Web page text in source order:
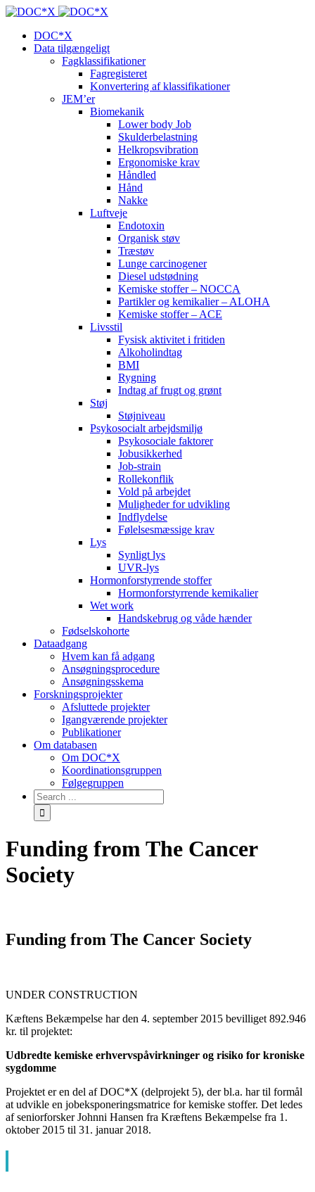
DOC*X
Data tilgængeligt
Fagklassifikationer
Fagregisteret
Konvertering af klassifikationer
JEM’er
Biomekanik
Lower body Job
Skulderbelastning
Helkropsvibration
Ergonomiske krav
Håndled
Hånd
Nakke
Luftveje
Endotoxin
Organisk støv
Træstøv
Lunge carcinogener
Diesel udstødning
Kemiske stoffer – NOCCA
Partikler og kemikalier – ALOHA
Kemiske stoffer – ACE
Livsstil
Fysisk aktivitet i fritiden
Alkoholindtag
BMI
Rygning
Indtag af frugt og grønt
Støj
Støjniveau
Psykosocialt arbejdsmiljø
Psykosociale faktorer
Jobusikkerhed
Job-strain
Rollekonflik
Vold på arbejdet
Muligheder for udvikling
Indflydelse
Følelsesmæssige krav
Lys
Synligt lys
UVR-lys
Hormonforstyrrende stoffer
Hormonforstyrrende kemikalier
Wet work
Handskebrug og våde hænder
Fødselskohorte
Dataadgang
Hvem kan få adgang
Ansøgningsprocedure
Ansøgningsskema
Forskningsprojekter
Afsluttede projekter
Igangværende projekter
Publikationer
Om databasen
Om DOC*X
Koordinationsgruppen
Følgegruppen
Funding from The Cancer
Society
Funding from The Cancer Society
UNDER CONSTRUCTION
Kæftens Bekæmpelse har den 4. september 2015 bevilliget 892.946
kr. til projektet:
Udbredte kemiske erhvervspåvirkninger og risiko for kroniske
sygdomme
Projektet er en del af DOC*X (delprojekt 5), der bl.a. har til formål
at udvikle en jobeksponeringsmatrice for kemiske stoffer. Det ledes
af seniorforsker Johnni Hansen fra Kræftens Bekæmpelse fra 1.
oktober 2015 til 31. januar 2018.